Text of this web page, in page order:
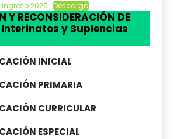
2025 Descarga
Y RECONSIDERACIÓN DE
y Suplencias
INICIAL
PRIMARIA
CURRICULAR
ESPECIAL